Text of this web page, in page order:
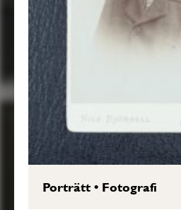
Porträtt• Fotografi